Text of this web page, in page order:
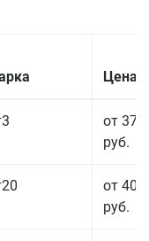
Цена
от 37
руб.
от 40
руб.